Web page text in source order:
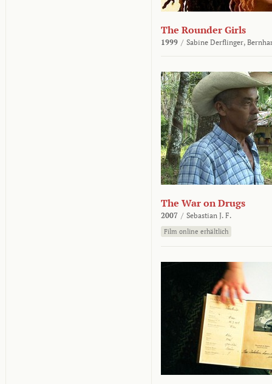
The Rounder Girls
1999 / Sabine Derflinger,
The War on Drugs
2007 / Sebastian J. F.
Film online erhältlich